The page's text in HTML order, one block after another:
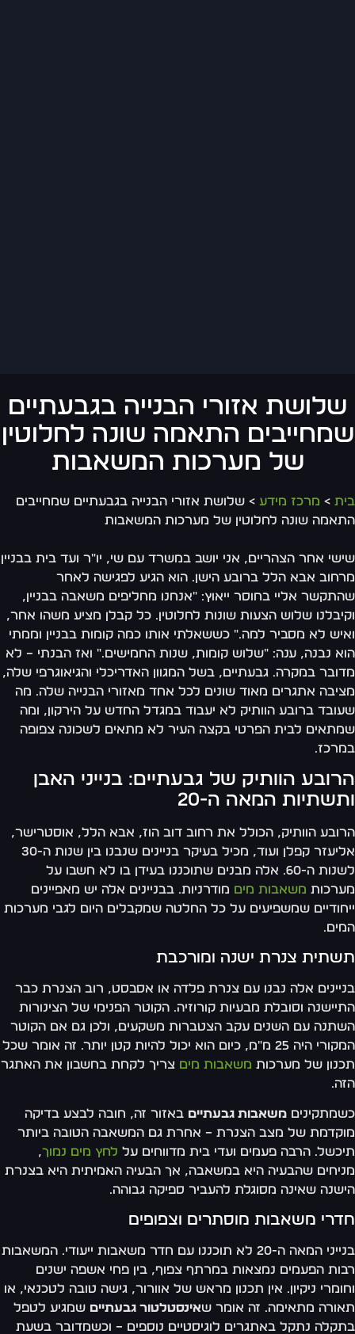
שלושת אזורי הבנייה בגבעתיים
התאמה שונה לחלוטין
של מערכות המשאבות
> מרכז מידע> שלושת אזורי הבנייה בגבעתיים שמחייבים
שונה לחלוטין של מערכות המשאבות
אחר הצהריים, אני יושב במשרד עם שי, יו"ר ועד בית בבניין
אבא הלל ברובע הישן. הוא הגיע לפגישה לאחר
אליי בחוסר ייאוץ: "אנחנו מחליפים משאבה בבניין,
שלוש הצעות שונות לחלוטין. כל קבלן מציע משהו אחר,
לא מסביר למה." כששאלתי אותו כמה קומות בבניין וממתי
נבנה, ענה: "שלוש קומות, שנות החמישים." ואז הבנתי – לא
במקרה. גבעתיים, בשל המגוון האדריכלי והגיאוגרפי שלה,
אתגרים מאוד שונים לכל אחד מאזורי הבנייה שלה. מה
ברובע הוותיק לא יעבוד במגדל החדש על הירקון, ומה
לבית הפרטי בקצה העיר לא מתאים לשכונה צפופה
הוותיק של גבעתיים: בנייני האבן
המאה ה-20
הוותיק, הכולל את רחוב דוב הוז, אבא הלל, אוסטרישר,
אליעזר קפלן ועוד, מכיל בעיקר בניינים שנבנו בין שנות ה-30
לשנות ה-60. אלה מבנים שתוכננו בעידן בו לא חשבו על
משאבות מיםמודרניות. בבניינים אלה יש מאפיינים
שמשפיעים על כל החלטה שמקבלים היום לגבי מערכות
צנרת ישנה ומורכבת
אלה נבנו עם צנרת פלדה או אסבסט, רוב הצנרת כבר
וסובלת מבעיות קורוזיה. הקוטר הפנימי של הצינורות
עם השנים עקב הצטברות משקעים, ולכן גם אם הקוטר
המקורי היה 25 מ"מ, כיום הוא יכול להיות קטן יותר. זה אומר שכל
של מערכותמשאבות מיםצריך לקחת בחשבון את האתגר
משאבות גבעתייםבאזור זה, חובה לבצע בדיקה
של מצב הצנרת – אחרת גם המשאבה הטובה ביותר
הרבה פעמים ועדי בית מדווחים עללחץ מים נמוך,
שהבעיה היא במשאבה, אך הבעיה האמיתית היא בצנרת
שאינה מסוגלת להעביר ספיקה גבוהה.
משאבות מוסתרים וצפופים
בנייני המאה ה-20 לא תוכננו עם חדר משאבות ייעודי. המשאבות
הפעמים נמצאות במרתף צפוף, בין פחי אשפה ישנים
ניקיון. אין תכנון מראש של אוורור, גישה טובה לטכנאי, או
מתאימה. זה אומר שאינסטלטור גבעתייםשמגיע לטפל
נתקל באתגרים לוגיסטיים נוספים – וכשמדובר בשעת